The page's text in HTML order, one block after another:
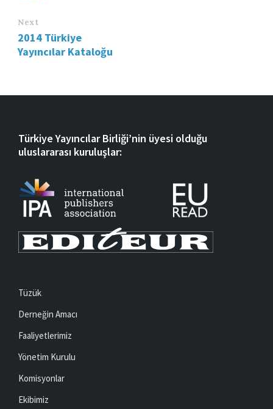
Next
2014 Türkiye
Yayıncılar Kataloğu
Türkiye Yayıncılar Birliği’nin üyesi olduğu
uluslararası kuruluşlar:
Tüzük
Derneğin Amacı
Faaliyetlerimiz
Yönetim Kurulu
Komisyonlar
Ekibimiz